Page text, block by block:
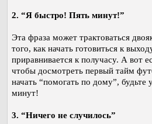
2. “Я быстро! Пять минут!”
Эта фраза может трактоваться
того, как начать готовиться к
приравнивается к получасу. А вот
чтобы досмотреть первый тайм
начать “помогать по дому”, будьте
минут!
3. “Ничего не случилось”